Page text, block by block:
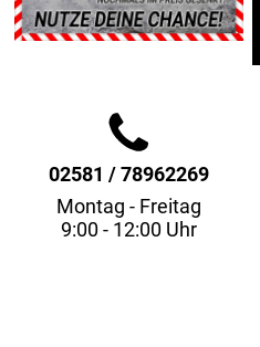
02581 / 78962269
Montag - Freitag
9:00 - 12:00 Uhr